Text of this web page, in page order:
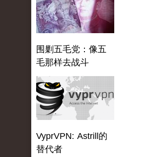
围剿五毛党：像五
毛那样去战斗
VyprVPN: Astrill的
替代者